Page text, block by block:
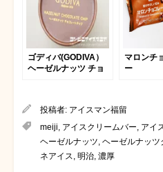
ゴディバ(GODIVA）
ヘーゼルナッツ チョ
マロンチ
ー
投稿者: アイスマン福留
meiji, アイスクリームバー, アイ
ヘーゼルナッツ, ヘーゼルナッツ
ネアイス, 明治, 濃厚